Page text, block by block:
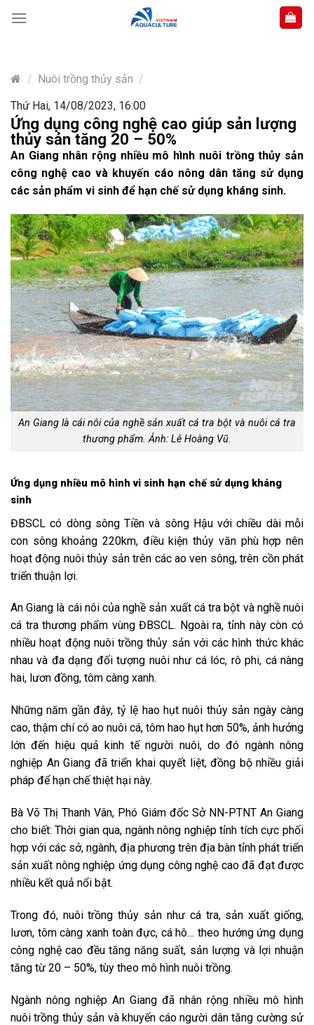
content
/ Nuôi trồng thủy sản /
Thứ Hai, 14/08/2023, 16:00
Ứng dụng công nghệ cao giúp sản lượng
thủy sản tăng 20 – 50%
An Giang nhân rộng nhiều mô hình nuôi trồng thủy sản
công nghệ cao và khuyến cáo nông dân tăng sử dụng
các sản phẩm vi sinh để hạn chế sử dụng kháng sinh.
An Giang là cái nôi của nghề sản xuất cá tra bột và nuôi cá tra
thương phẩm. Ảnh: Lê Hoàng Vũ.
Ứng dụng nhiều mô hình vi sinh hạn chế sử dụng kháng
sinh
ĐBSCL có dòng sông Tiền và sông Hậu với chiều dài mỗi
con sông khoảng 220km, điều kiện thủy văn phù hợp nên
hoạt động nuôi thủy sản trên các ao ven sông, trên cồn phát
triển thuận lợi.
An Giang là cái nôi của nghề sản xuất cá tra bột và nghề nuôi
cá tra thương phẩm vùng ĐBSCL. Ngoài ra, tỉnh này còn có
nhiều hoạt động nuôi trồng thủy sản với các hình thức khác
nhau và đa dạng đối tượng nuôi như cá lóc, rô phi, cá nàng
hai, lươn đồng, tôm càng xanh.
Những năm gần đây, tỷ lệ hao hụt nuôi thủy sản ngày càng
cao, thậm chí có ao nuôi cá, tôm hao hụt hơn 50%, ảnh hưởng
lớn đến hiệu quả kinh tế người nuôi, do đó ngành nông
nghiệp An Giang đã triển khai quyết liệt, đồng bộ nhiều giải
pháp để hạn chế thiệt hại này.
Bà Võ Thị Thanh Vân, Phó Giám đốc Sở NN-PTNT An Giang
cho biết: Thời gian qua, ngành nông nghiệp tỉnh tích cực phối
hợp với các sở, ngành, địa phương trên địa bàn tỉnh phát triển
sản xuất nông nghiệp ứng dụng công nghệ cao đã đạt được
nhiều kết quả nổi bật.
Trong đó, nuôi trồng thủy sản như cá tra, sản xuất giống,
lươn, tôm càng xanh toàn đực, cá hô… theo hướng ứng dụng
công nghệ cao đều tăng năng suất, sản lượng và lợi nhuận
tăng từ 20 – 50%, tùy theo mô hình nuôi trồng.
Ngành nông nghiệp An Giang đã nhân rộng nhiều mô hình
nuôi trồng thủy sản và khuyến cáo người dân tăng cường sử